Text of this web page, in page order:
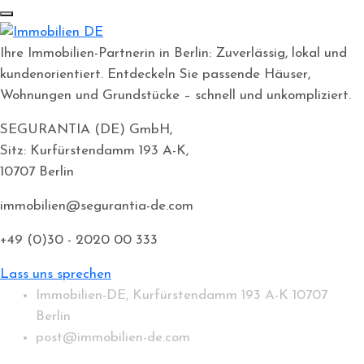
Ihre Immobilien-Partnerin in Berlin: Zuverlässig, lokal und
kundenorientiert. Entdeckeln Sie passende Häuser,
Wohnungen und Grundstücke – schnell und unkompliziert.
SEGURANTIA (DE) GmbH,
Sitz: Kurfürstendamm 193 A-K,
10707 Berlin
immobilien@segurantia-de.com
+49 (0)30 - 2020 00 333
Lass uns sprechen
Immobilien-DE, Kurfürstendamm 193 A-K 10707
Berlin
post@immobilien-de.com